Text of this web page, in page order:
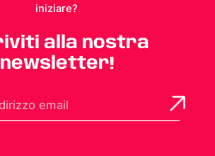
iniziare?
alla nostra
newsletter!